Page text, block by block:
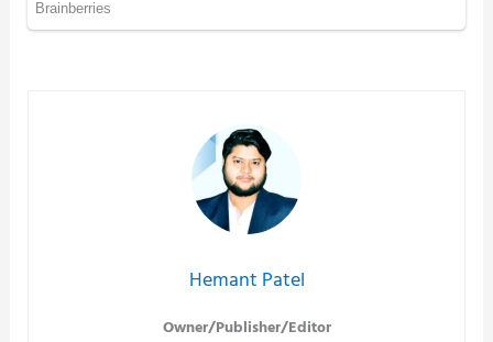
Hemant Patel
Owner/Publisher/Editor